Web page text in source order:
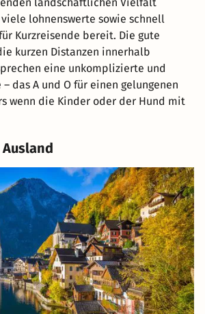
landschaftlichen Vielfalt
lohnenswerte sowie schnell
Kurzreisende bereit. Die gute
kurzen Distanzen innerhalb
eine unkomplizierte und
das A und O für einen gelungenen
wenn die Kinder oder der Hund mit